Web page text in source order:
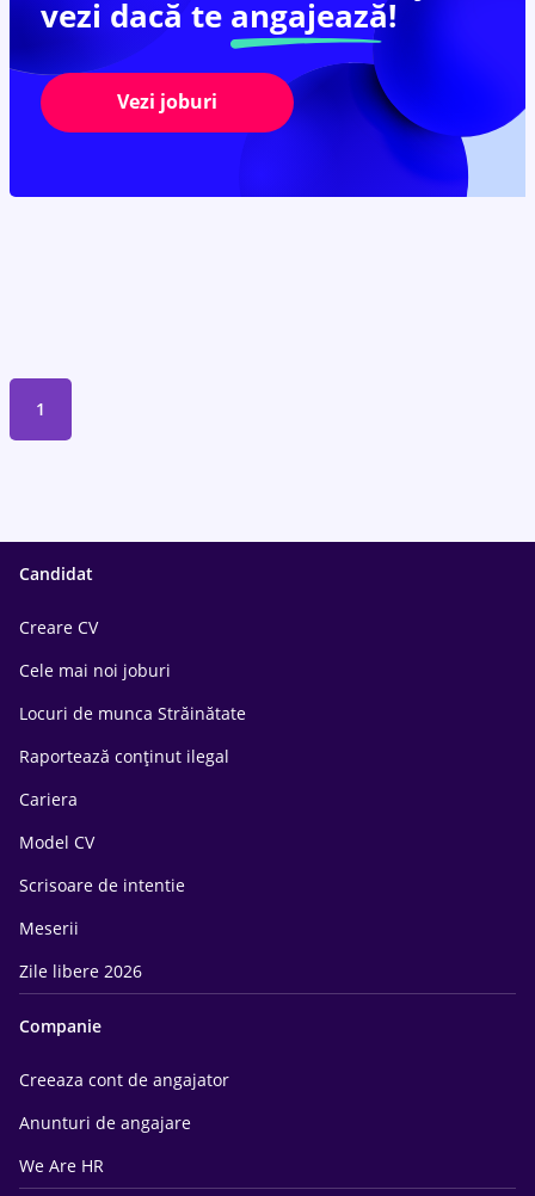
vezi dacă te angajează!
Vezi joburi
1
Candidat
Creare CV
Cele mai noi joburi
Locuri de munca Străinătate
Raportează conținut ilegal
Cariera
Model CV
Scrisoare de intentie
Meserii
Zile libere 2026
Companie
Creeaza cont de angajator
Anunturi de angajare
We Are HR